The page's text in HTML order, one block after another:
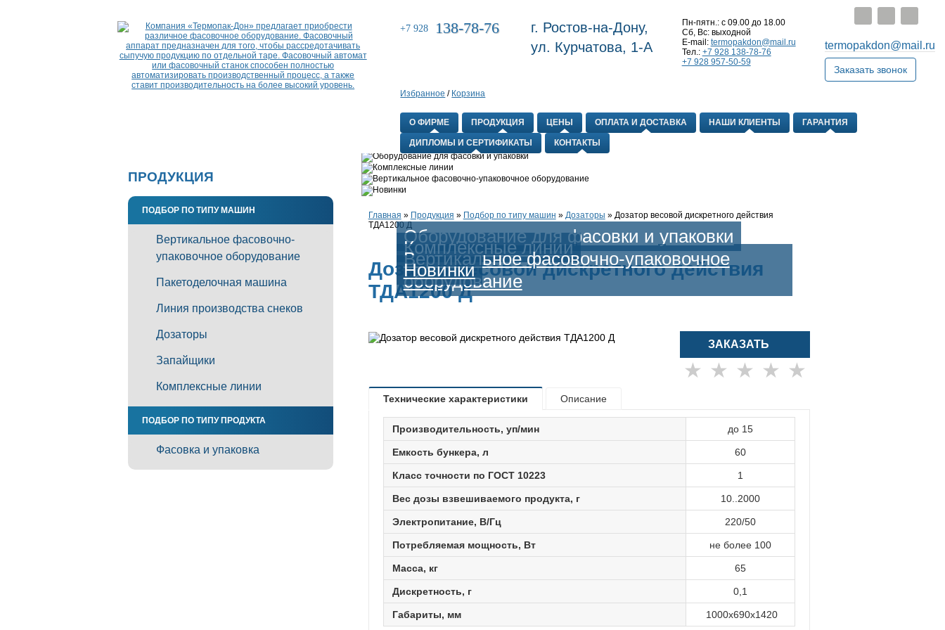
+7 928 138-78-76
г. Ростов-на-Дону,
ул. Курчатова, 1-А
Пн-пятн.: с 09.00 до 18.00
Сб, Вс: выходной
E-mail: termopakdon@mail.ru
Тел.: +7 928 138-78-76
+7 928 957-50-59
termopakdon@mail.ru
Заказать звонок
Избранное / Корзина
О ФИРМЕ ПРОДУКЦИЯ ЦЕНЫ ОПЛАТА И ДОСТАВКА НАШИ КЛИЕНТЫ ГАРАНТИЯ
ДИПЛОМЫ И СЕРТИФИКАТЫ КОНТАКТЫ
ПРОДУКЦИЯ
ПОДБОР ПО ТИПУ МАШИН
Вертикальное фасовочно-
упаковочное оборудование
Пакетоделочная машина
Линия производства снеков
Дозаторы
Запайщики
Комплексные линии
ПОДБОР ПО ТИПУ ПРОДУКТА
Фасовка и упаковка
Оборудование для фасовки и упаковки
Комплексные линии
Вертикальное фасовочно-упаковочное
оборудование
Новинки
Главная » Продукция » Подбор по типу машин » Дозаторы » Дозатор весовой дискретного действия
ТДА1200 Д
Дозатор весовой дискретного действия
ТДА1200 Д
ЗАКАЗАТЬ
★
★
★
★
★
Технические характеристики Описание
Производительность, уп/мин до 15
Емкость бункера, л 60
Класс точности по ГОСТ 10223 1
Вес дозы взвешиваемого продукта, г 10..2000
Электропитание, В/Гц 220/50
Потребляемая мощность, Вт не более 100
Масса, кг 65
Дискретность, г 0,1
Габариты, мм 1000х690х1420